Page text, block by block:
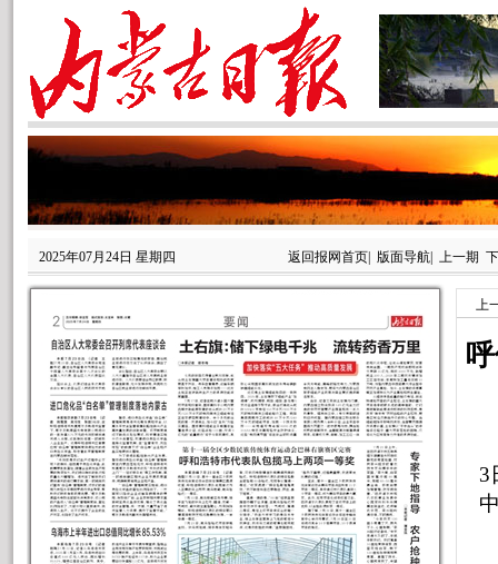
2025年07月24日 星期四 返回报网首页| 版面导航| 上一期
上
3